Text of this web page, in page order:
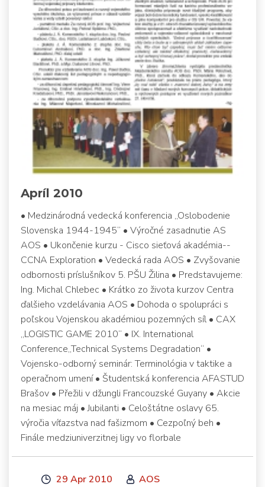
Apríl 2010
• Medzinárodná vedecká konferencia „Oslobodenie
Slovenska 1944-1945“ • Výročné zasadnutie AS
AOS • Ukončenie kurzu - Cisco sieťová akadémia--
CCNA Exploration • Vedecká rada AOS • Zvyšovanie
odbornosti príslušníkov 5. PŠU Žilina • Predstavujeme:
Ing. Michal Chlebec • Krátko zo života kurzov Centra
ďalšieho vzdelávania AOS • Dohoda o spolupráci s
poľskou Vojenskou akadémiou pozemných síl • CAX
„LOGISTIC GAME 2010“ • IX. International
Conference„Technical Systems Degradation“ •
Vojensko-odborný seminár: Terminológia v taktike a
operačnom umení • Študentská konferencia AFASTUD
Brašov • Přežili v džungli Francouzské Guyany • Akcie
na mesiac máj • Jubilanti • Celoštátne oslavy 65.
výročia víťazstva nad fašizmom • Cezpoľný beh •
Finále medziuniverzitnej ligy vo florbale
29 Apr 2010 AOS